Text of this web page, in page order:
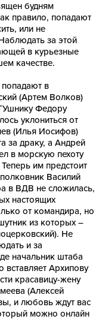
будням
правило, попадают
или не
за этой
в курьезные
качестве.
в
(Артем Волков)
Федору
уклониться от
(Илья Иосифов)
за драку, а Андрей
в морскую пехоту
им предстоит
Василий
в ВДВ не сложилась,
настоящих
от командира, но
из которых –
Не
и за
начальник штаба
вставляет Архипову
красавицу-жену
(Алексей
и любовь ждут вас
можно онлайн